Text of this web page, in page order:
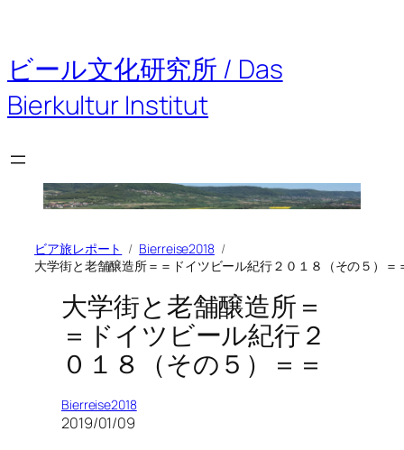
を
ス
キ
ッ
ビール文化研究所 / Das
Bierkultur Institut
ビア旅レポート
Bierreise2018
大学街と老舗醸造所＝＝ドイツビール紀行２０１８（その５）＝
大学街と老舗醸造所＝
＝ドイツビール紀行２
０１８（その５）＝＝
Bierreise2018
2019/01/09